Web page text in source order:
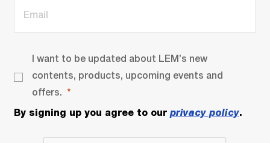
I want to be updated about LEM’s new
contents, products, upcoming events and
offers.
By signing up you agree to our privacy policy.